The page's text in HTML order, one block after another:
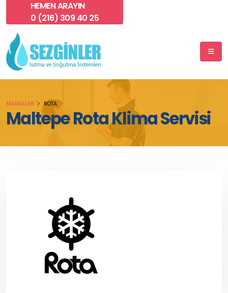
HEMEN ARAYIN
0 (216) 309 40 25
Maltepe Rota Klima Servisi
MARKALAR ROTA